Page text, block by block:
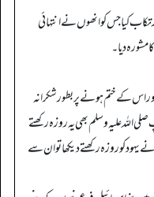
کیا جس کو انھوں نے انتہائی
مشورہ دیا۔
کے ختم ہونے پر بطور شکرانہ
اللہ علیہ وسلم بھی یہ روزہ رکھتے
کو روزہ رکھتے دیکھا تو ان سے